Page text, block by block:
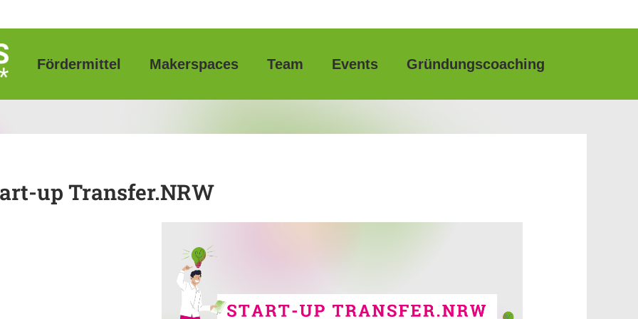
Fördermittel Makerspaces Team Events Gründungscoaching
up Transfer.NRW